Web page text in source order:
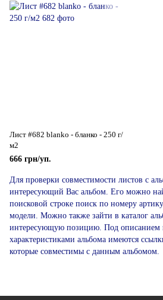
Лист #682 blanko - бланко - 250 г/
м2
666 грн/уп.
Для проверки совместимости листов с
интересующий Вас альбом. Его можно
поисковой строке поиск по номеру
модели. Можно также зайти в каталог
интересующую позицию. Под описанием
характеристиками альбома имеются
которые совместимы с данным альбомом.